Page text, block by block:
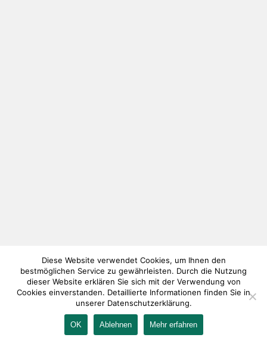
IMPRESSUM KONTAKT AGB DATENSCHUTZ
Diese Website verwendet Cookies, um Ihnen den
bestmöglichen Service zu gewährleisten. Durch die Nutzung
dieser Website erklären Sie sich mit der Verwendung von
Cookies einverstanden. Detaillierte Informationen finden Sie in
unserer Datenschutzerklärung.
OK Ablehnen Mehr erfahren